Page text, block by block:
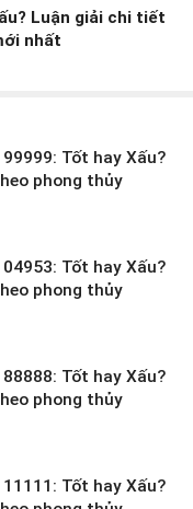
Luận giải chi tiết
nhất
Tốt hay Xấu?
phong thủy
Tốt hay Xấu?
phong thủy
Tốt hay Xấu?
phong thủy
Tốt hay Xấu?